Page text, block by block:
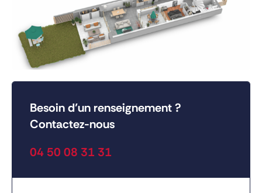
Besoin d’un renseignement ?
Contactez-nous
04 50 08 31 31